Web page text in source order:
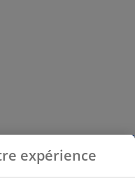
expérience